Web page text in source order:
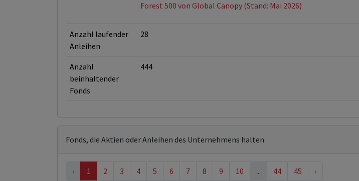
Forest 500 von Global Canopy (Stand: Mai 2026)
Anzahl laufender
Anleihen
28
Anzahl
beinhaltender
Fonds
444
Fonds, die Aktien oder Anleihen des Unternehmens halten
‹ 1 2 3 4 5 6 7 8 9 10 ... 44 45 ›